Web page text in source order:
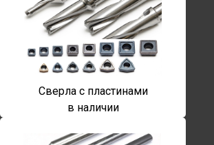
Сверла с пластинами
в наличии